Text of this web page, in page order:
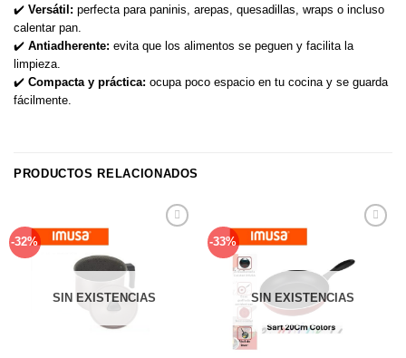
✔️ Versátil: perfecta para paninis, arepas, quesadillas, wraps o incluso
calentar pan.
✔️ Antiadherente: evita que los alimentos se peguen y facilita la
limpieza.
✔️ Compacta y práctica: ocupa poco espacio en tu cocina y se guarda
fácilmente.
PRODUCTOS RELACIONADOS
-32%
SIN EXISTENCIAS
-33%
SIN EXISTENCIAS